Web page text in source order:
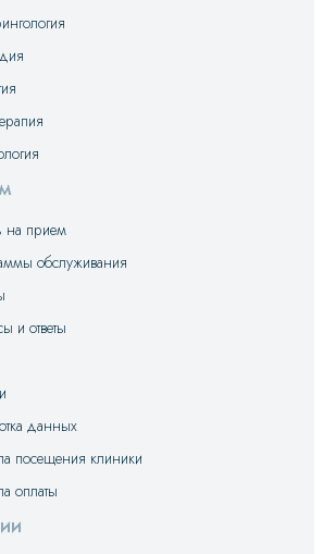
на прием
обслуживания
и ответы
данных
посещения клиники
оплаты